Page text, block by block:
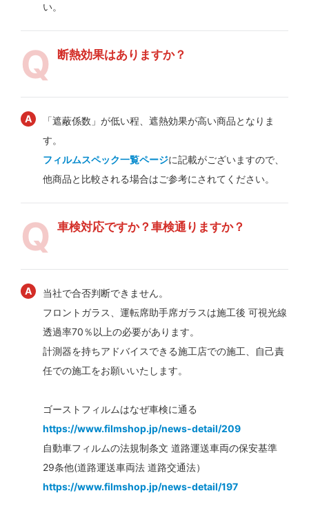
い。
断熱効果はありますか？
「遮蔽係数」が低い程、遮熱効果が高い商品となりま
す。
フィルムスペック一覧ページに記載がございますので、
他商品と比較される場合はご参考にされてください。
車検対応ですか？車検通りますか？
当社で合否判断できません。
フロントガラス、運転席助手席ガラスは施工後 可視光線
透過率70％以上の必要があります。
計測器を持ちアドバイスできる施工店での施工、自己責
任での施工をお願いいたします。
ゴーストフィルムはなぜ車検に通る
https://www.filmshop.jp/news-detail/209
自動車フィルムの法規制条文 道路運送車両の保安基準
29条他(道路運送車両法 道路交通法）
https://www.filmshop.jp/news-detail/197